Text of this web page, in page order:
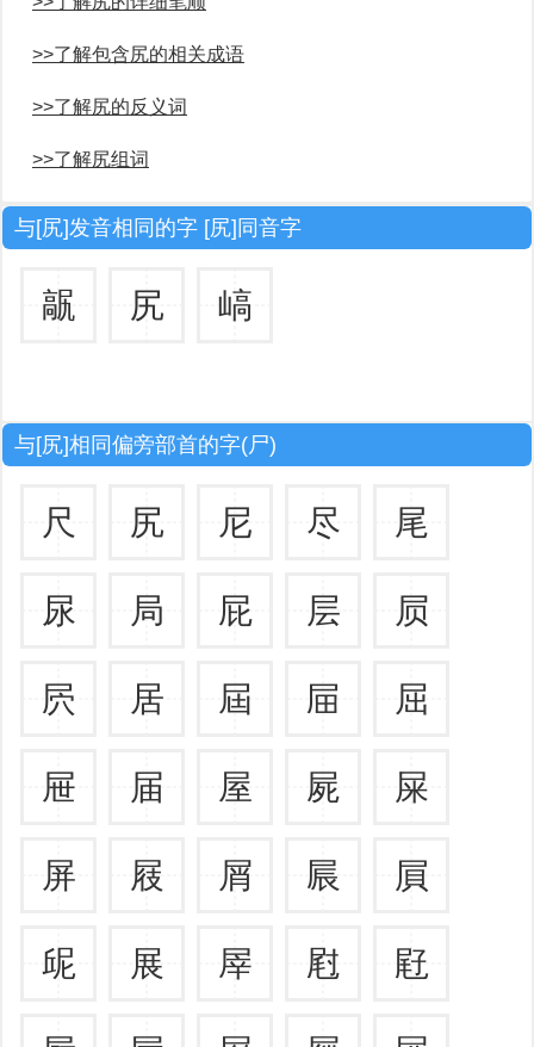
>>了解包含尻的相关成语
>>了解尻的反义词
>>了解尻组词
与[尻]发音相同的字 [尻]同音字
髛 尻 嵪
与[尻]相同偏旁部首的字(尸)
尺 尻 尼 尽 尾
尿 局 屁 层 屃
屄 居 屆 屇 屈
屉 届 屋 屍 屎
屏 屐 屑 屒 屓
屔 展 屖 屗 屘